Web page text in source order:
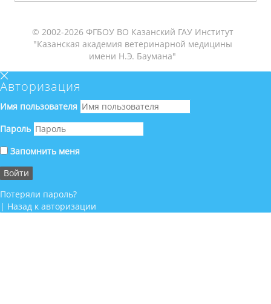
© 2002-2026 ФГБОУ ВО Казанский ГАУ Институт
"Казанская академия ветеринарной медицины
имени Н.Э. Баумана"
Авторизация
Имя пользователя
Пароль
Запомнить меня
Потеряли пароль?
| Назад к авторизации